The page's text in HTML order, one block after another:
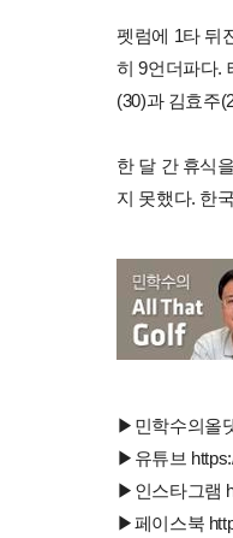
펫럼에 1타 뒤
히 9언더파다.
(30)과 김효주
한 달 간 휴식
지 못했다. 한
▶민학수의올
▶유튜브
▶인스타그램
▶페이스북